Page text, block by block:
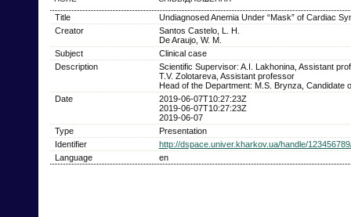
Title
Undiagnosed Anemia Under “Mask” of Cardiac
Creator
Santos Castelo, L. H.
De Araujo, W. M.
Subject
Clinical case
Description
Scientific Supervisor: A.I. Lakhonina, Assistant
T.V. Zolotareva, Assistant professor
Head of the Department: M.S. Brynza, Candidate
Date
2019-06-07T10:27:23Z
2019-06-07T10:27:23Z
2019-06-07
Type
Presentation
Identifier
http://dspace.univer.kharkov.ua/handle/
Language
en